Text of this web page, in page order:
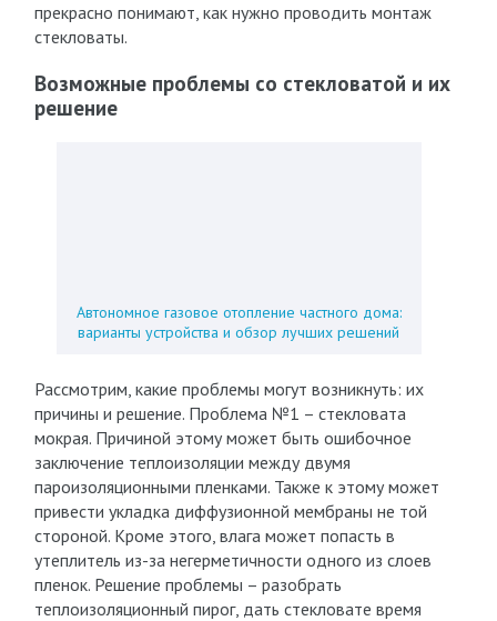
прекрасно понимают, как нужно проводить монтаж
стекловаты.
Возможные проблемы со стекловатой и их
решение
Автономное газовое отопление частного дома:
варианты устройства и обзор лучших решений
Рассмотрим, какие проблемы могут возникнуть: их
причины и решение. Проблема №1 – стекловата
мокрая. Причиной этому может быть ошибочное
заключение теплоизоляции между двумя
пароизоляционными пленками. Также к этому может
привести укладка диффузионной мембраны не той
стороной. Кроме этого, влага может попасть в
утеплитель из-за негерметичности одного из слоев
пленок. Решение проблемы – разобрать
теплоизоляционный пирог, дать стекловате время